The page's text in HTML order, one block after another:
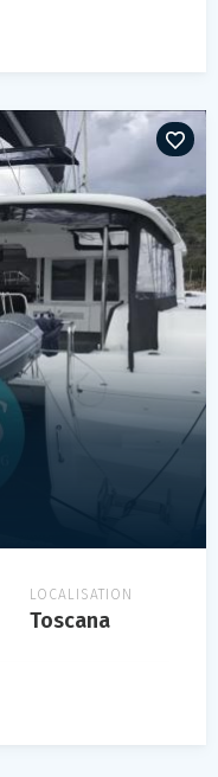
LOCALISATION
Toscana